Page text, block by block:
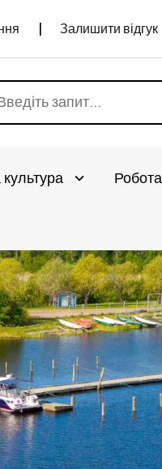
Залишити відгук
Avaa